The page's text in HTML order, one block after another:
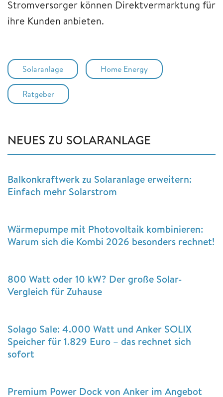
Stromversorger können Direktvermarktung für
ihre Kunden anbieten.
Solaranlage Home Energy
Ratgeber
NEUES ZU SOLARANLAGE
Balkonkraftwerk zu Solaranlage erweitern:
Einfach mehr Solarstrom
Wärmepumpe mit Photovoltaik kombinieren:
Warum sich die Kombi 2026 besonders rechnet!
800 Watt oder 10 kW? Der große Solar-
Vergleich für Zuhause
Solago Sale: 4.000 Watt und Anker SOLIX
Speicher für 1.829 Euro – das rechnet sich
sofort
Premium Power Dock von Anker im Angebot